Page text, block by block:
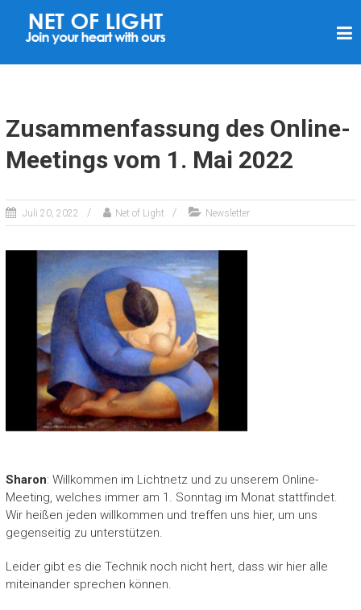
L
T
E
Z
Zusammenfassung des Online-
Meetings vom 1. Mai 2022
Juli 20, 2022 Net of Light Newsletter
Sharon: Willkommen im Lichtnetz und zu unserem Online-
Meeting, welches immer am 1. Sonntag im Monat stattfindet.
Wir heißen jeden willkommen und treffen uns hier, um uns
gegenseitig zu unterstützen.
Leider gibt es die Technik noch nicht hert, dass wir hier alle
miteinander sprechen können.